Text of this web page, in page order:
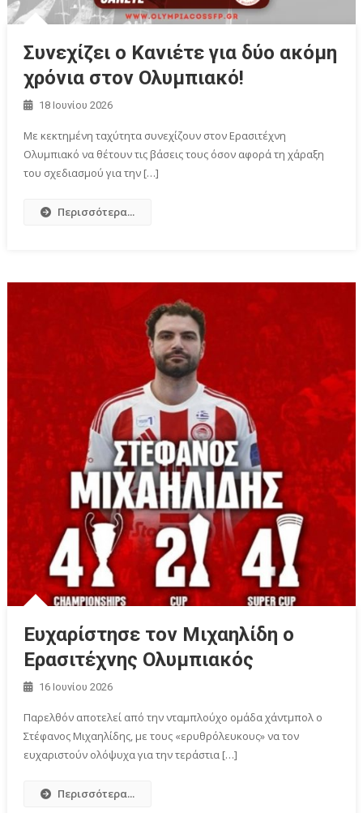
Συνεχίζει ο Κανιέτε για δύο ακόμη
χρόνια στον Ολυμπιακό!
18 Ιουνίου 2026
Με κεκτημένη ταχύτητα συνεχίζουν στον Ερασιτέχνη
Ολυμπιακό να θέτουν τις βάσεις τους όσον αφορά τη χάραξη
του σχεδιασμού για την […]
Περισσότερα...
Ευχαρίστησε τον Μιχαηλίδη ο
Eρασιτέχνης Ολυμπιακός
16 Ιουνίου 2026
Παρελθόν αποτελεί από την νταμπλούχο ομάδα χάντμπολ ο
Στέφανος Μιχαηλίδης, με τους «ερυθρόλευκους» να τον
ευχαριστούν ολόψυχα για την τεράστια […]
Περισσότερα...